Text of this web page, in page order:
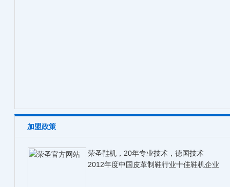
加盟政策
荣圣鞋机，20年专业技术，德国技术
2012年度中国皮革制鞋行业十佳鞋机企业